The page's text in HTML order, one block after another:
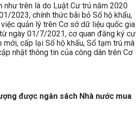
như trên là do Luật Cư trú năm 2020
2023, chính thức bãi bỏ Sổ hộ khẩu,
quản lý trên Cơ sở dữ liệu quốc gia
ngày 01/7/2021, cơ quan đăng ký cư
mới, cấp lại Sổ hộ khẩu, Sổ tạm trú mà
nhật thông tin của công dân trên Cơ
được ngân sách Nhà nước mua